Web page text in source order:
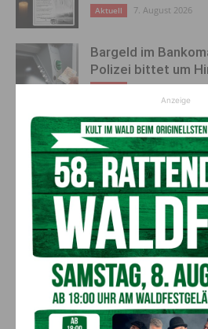
Aktuell 7. August 2026
Bargeld im
Polizei bittet um
Aktuell 7. August 2026
Lienz: Bub (4)
reanimiert –
Aktuell 7. August 2026
Anzeige